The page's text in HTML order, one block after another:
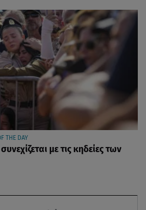
THE DAY
με τις κηδείες των